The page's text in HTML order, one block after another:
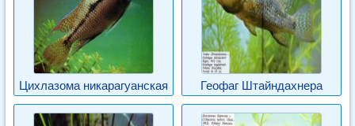
Цихлазома никарагуанская Геофаг Штайндахнера